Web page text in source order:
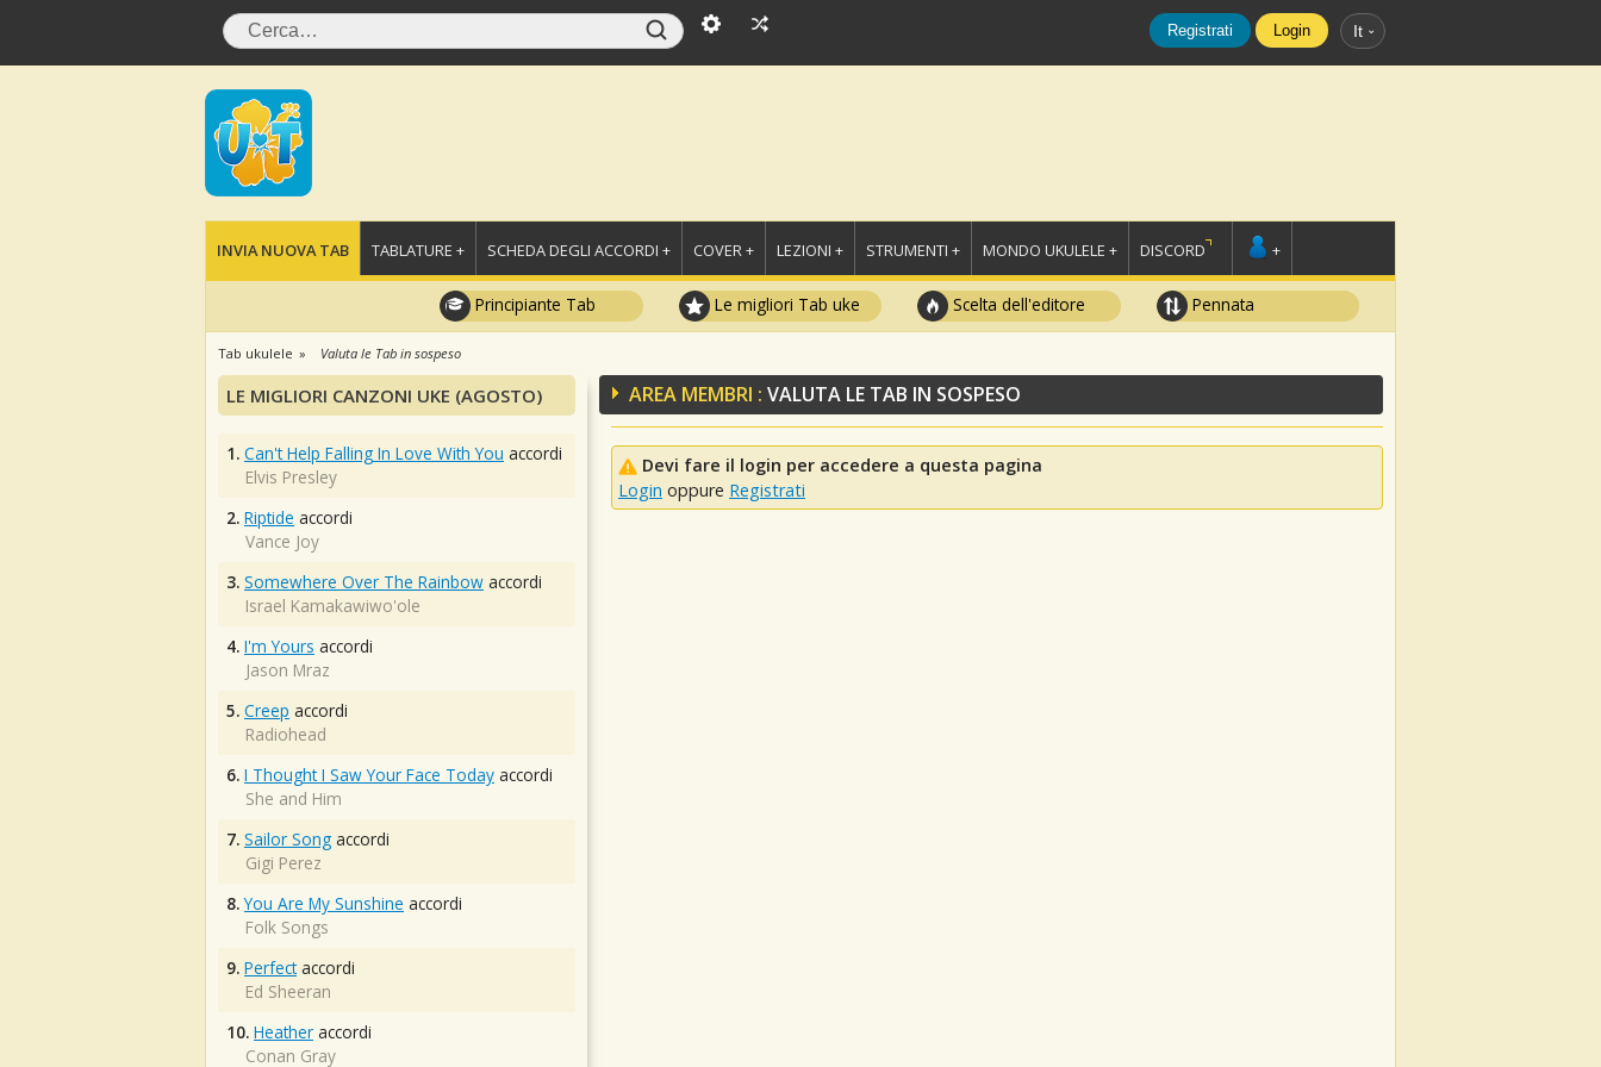
Registrati Login It
INVIA NUOVA TAB TABLATURE + SCHEDA DEGLI ACCORDI + COVER + LEZIONI + STRUMENTI + MONDO UKULELE + DISCORD +
Principiante Tab Le migliori Tab uke Scelta dell'editore Pennata
Tab ukulele Valuta le Tab in sospeso
AREA MEMBRI : VALUTA LE TAB IN SOSPESO
Devi fare il login per accedere a questa pagina
Login oppure Registrati
LE MIGLIORI CANZONI UKE (AGOSTO)
1. Can't Help Falling In Love With You accordi
Elvis Presley
2. Riptide accordi
Vance Joy
3. Somewhere Over The Rainbow accordi
Israel Kamakawiwo'ole
4. I'm Yours accordi
Jason Mraz
5. Creep accordi
Radiohead
6. I Thought I Saw Your Face Today accordi
She and Him
7. Sailor Song accordi
Gigi Perez
8. You Are My Sunshine accordi
Folk Songs
9. Perfectaccordi
Ed Sheeran
10. Heather accordi
Conan Gray